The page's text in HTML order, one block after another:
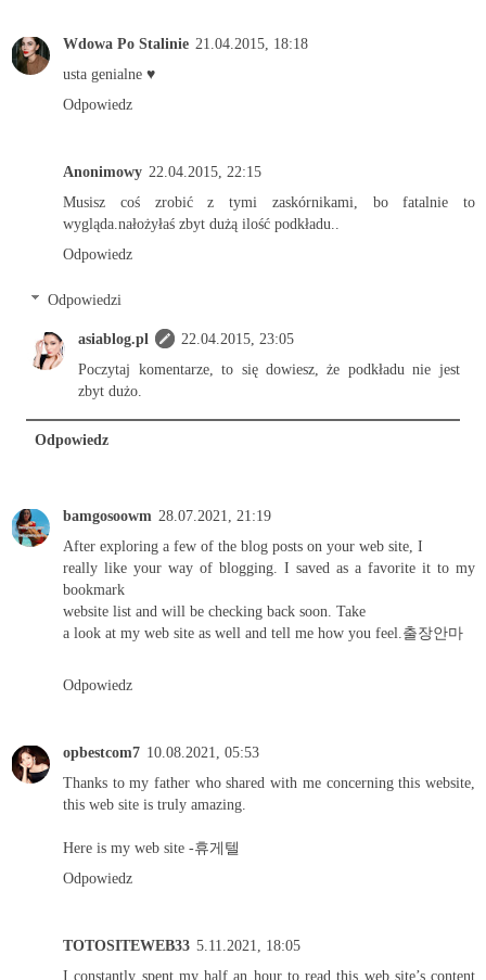
Wdowa Po Stalinie 21.04.2015, 18:18
usta genialne ♥
Odpowiedz
Anonimowy 22.04.2015, 22:15
Musisz coś zrobić z tymi zaskórnikami, bo fatalnie to
wygląda.nałożyłaś zbyt dużą ilość podkładu..
Odpowiedz
Odpowiedzi
asiablog.pl
22.04.2015, 23:05
Poczytaj komentarze, to się dowiesz, że podkładu nie jest
zbyt dużo.
Odpowiedz
bamgosoowm 28.07.2021, 21:19
After exploring a few of the blog posts on your web site, I
really like your way of blogging. I saved as a favorite it to my
bookmark
website list and will be checking back soon. Take
a look at my web site as well and tell me how you feel. 출장안마
Odpowiedz
opbestcom7 10.08.2021, 05:53
Thanks to my father who shared with me concerning this website,
this web site is truly amazing.
Here is my web site -휴게텔
Odpowiedz
TOTOSITEWEB33 5.11.2021, 18:05
I constantly spent my half an hour to read this web site’s content